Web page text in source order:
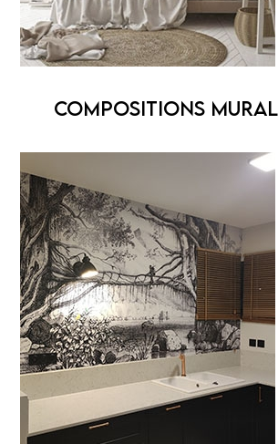
COMPOSITIONS